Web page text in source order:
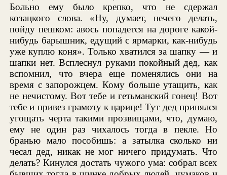
Больно ему было крепко, что не сдержал
козацкого слова. «Ну, думает, нечего делать,
пойду пешком: авось попадется на дороге какой-
нибудь барышник, едущий с ярмарки, как-нибудь
уже куплю коня». Только хватился за шапку — и
шапки нет. Всплеснул руками покойный дед, как
вспомнил, что вчера еще поменялись они на
время с запорожцем. Кому больше утащить, как
не нечистому. Вот тебе и гетьманский гонец! Вот
тебе и привез грамоту к царице! Тут дед принялся
угощать черта такими прозвищами, что, думаю,
ему не один раз чихалось тогда в пекле. Но
бранью мало пособишь: а затылка сколько ни
чесал дед, никак не мог ничего придумать. Что
делать? Кинулся достать чужого ума: собрал всех